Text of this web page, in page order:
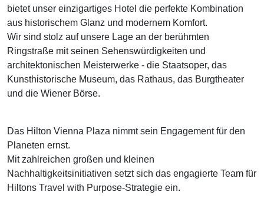
bietet unser einzigartiges Hotel die perfekte Kombination
aus historischem Glanz und modernem Komfort.
Wir sind stolz auf unsere Lage an der berühmten
Ringstraße mit seinen Sehenswürdigkeiten und
architektonischen Meisterwerke - die Staatsoper, das
Kunsthistorische Museum, das Rathaus, das Burgtheater
und die Wiener Börse.
Das Hilton Vienna Plaza nimmt sein Engagement für den
Planeten ernst.
Mit zahlreichen großen und kleinen
Nachhaltigkeitsinitiativen setzt sich das engagierte Team für
Hiltons Travel with Purpose-Strategie ein.